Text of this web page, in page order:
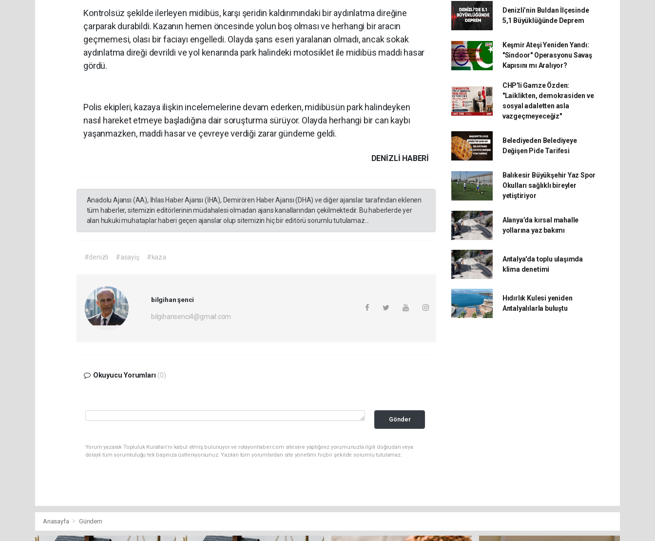
Kontrolsüz şekilde ilerleyen midibüs, karşı şeridin kaldırımındaki bir aydınlatma direğine
çarparak durabildi. Kazanın hemen öncesinde yolun boş olması ve herhangi bir aracın
geçmemesi, olası bir faciayı engelledi. Olayda şans eseri yaralanan olmadı, ancak sokak
aydınlatma direği devrildi ve yol kenarında park halindeki motosiklet ile midibüs maddi hasar
gördü.
Polis ekipleri, kazaya ilişkin incelemelerine devam ederken, midibüsün park halindeyken
nasıl hareket etmeye başladığına dair soruşturma sürüyor. Olayda herhangi bir can kaybı
yaşanmazken, maddi hasar ve çevreye verdiği zarar gündeme geldi.
DENIZLI HABERİ
Anadolu Ajansı (AA), İhlas Haber Ajansı (İHA), Demirören Haber Ajansı (DHA) ve diğer ajanslar tarafından eklenen
tüm haberler, sitemizin editörlerinin müdahalesi olmadan ajans kanallarından çekilmektedir. Bu haberlerde yer
alan hukuki muhataplar haberi geçen ajanslar olup sitemizin hiç bir editörü sorumlu tutulamaz...
#denizli #asayiş #kaza
bilgihan şenci
bilgihansenci4@gmail.com
Okuyucu Yorumları (0)
Gönder
Yorum yazarak Topluluk Kuralları’nı kabul etmiş bulunuyor ve rotayonhaber.com sitesine yaptığınız yorumunuzla ilgili doğrudan veya
dolaylı tüm sorumluluğu tek başınıza üstleniyorsunuz. Yazılan tüm yorumlardan site yönetimi hiçbir şekilde sorumlu tutulamaz.
Denizli’nin Buldan İlçesinde
5,1 Büyüklüğünde Deprem
Keşmir Ateşi Yeniden Yandı:
"Sindoor" Operasyonu Savaş
Kapısını mı Aralıyor?
CHP'li Gamze Özden:
"Laiklikten, demokrasiden ve
sosyal adaletten asla
vazgeçmeyeceğiz"
Belediyeden Belediyeye
Değişen Pide Tarifesi
Balıkesir Büyükşehir Yaz Spor
Okulları sağlıklı bireyler
yetiştiriyor
Alanya’da kırsal mahalle
yollarına yaz bakımı
Antalya'da toplu ulaşımda
klima denetimi
Hıdırlık Kulesi yeniden
Antalyalılarla buluştu
Anasayfa Gündem